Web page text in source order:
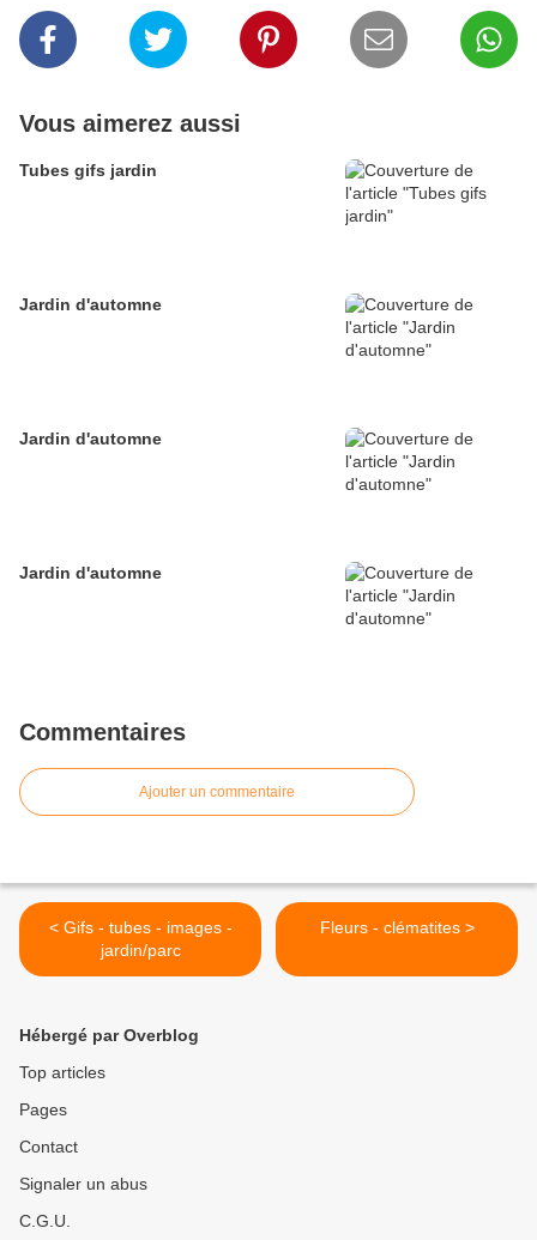
Vous aimerez aussi
Tubes gifs jardin
Jardin d'automne
Jardin d'automne
Jardin d'automne
Commentaires
Ajouter un commentaire
< Gifs - tubes - images -
jardin/parc
Fleurs - clématites >
Hébergé par Overblog
Top articles
Pages
Contact
Signaler un abus
C.G.U.